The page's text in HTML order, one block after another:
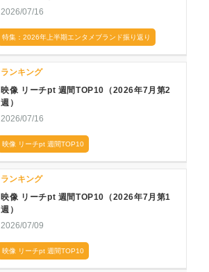
2026/07/16
特集：2026年上半期エンタメブランド振り返り
ランキング
映像 リーチpt 週間TOP10（2026年7月第2
週）
2026/07/16
映像 リーチpt 週間TOP10
ランキング
映像 リーチpt 週間TOP10（2026年7月第1
週）
2026/07/09
映像 リーチpt 週間TOP10